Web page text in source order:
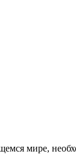
мире,